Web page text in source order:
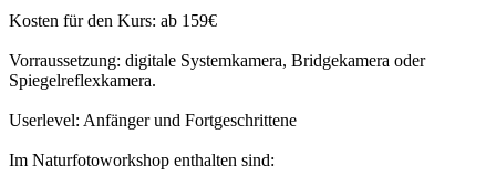
Kosten für den Kurs: ab 159€
Vorraussetzung: digitale Systemkamera, Bridgekamera oder
Spiegelreflexkamera.
Userlevel: Anfänger und Fortgeschrittene
Im Naturfotoworkshop enthalten sind: